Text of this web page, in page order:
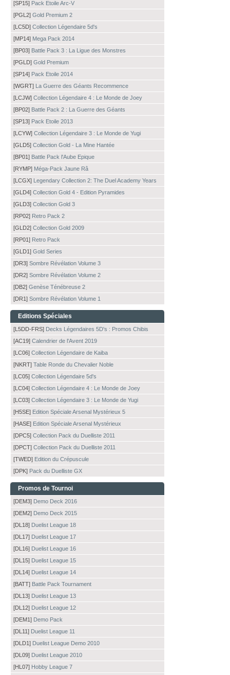
[SP15] Pack Etoile Arc-V
[PGL2] Gold Premium 2
[LC5D] Collection Légendaire 5d's
[MP14] Mega Pack 2014
[BP03] Battle Pack 3 : La Ligue des Monstres
[PGLD] Gold Premium
[SP14] Pack Etoile 2014
[WGRT] La Guerre des Géants Recommence
[LCJW] Collection Légendaire 4 : Le Monde de Joey
[BP02] Battle Pack 2 : La Guerre des Géants
[SP13] Pack Etoile 2013
[LCYW] Collection Légendaire 3 : Le Monde de Yugi
[GLD5] Collection Gold - La Mine Hantée
[BP01] Battle Pack l'Aube Epique
[RYMP] Méga-Pack Jaune Râ
[LCGX] Legendary Collection 2: The Duel Academy Years
[GLD4] Collection Gold 4 - Edition Pyramides
[GLD3] Collection Gold 3
[RP02] Retro Pack 2
[GLD2] Collection Gold 2009
[RP01] Retro Pack
[GLD1] Gold Series
[DR3] Sombre Révélation Volume 3
[DR2] Sombre Révélation Volume 2
[DB2] Genèse Ténébreuse 2
[DR1] Sombre Révélation Volume 1
Editions Spéciales
[L5DD-FRS] Decks Légendaires 5D's : Promos Chibis
[AC19] Calendrier de l'Avent 2019
[LC06] Collection Légendaire de Kaiba
[NKRT] Table Ronde du Chevalier Noble
[LC05] Collection Légendaire 5d's
[LC04] Collection Légendaire 4 : Le Monde de Joey
[LC03] Collection Légendaire 3 : Le Monde de Yugi
[H5SE] Edition Spéciale Arsenal Mystérieux 5
[HASE] Edition Spéciale Arsenal Mystérieux
[DPC5] Collection Pack du Duelliste 2011
[DPCT] Collection Pack du Duelliste 2011
[TWED] Edition du Crépuscule
[DPK] Pack du Duelliste GX
Promos de Tournoi
[DEM3] Demo Deck 2016
[DEM2] Demo Deck 2015
[DL18] Duelist League 18
[DL17] Duelist League 17
[DL16] Duelist League 16
[DL15] Duelist League 15
[DL14] Duelist League 14
[BATT] Battle Pack Tournament
[DL13] Duelist League 13
[DL12] Duelist League 12
[DEM1] Demo Pack
[DL11] Duelist League 11
[DLD1] Duelist League Demo 2010
[DL09] Duelist League 2010
[HL07] Hobby League 7